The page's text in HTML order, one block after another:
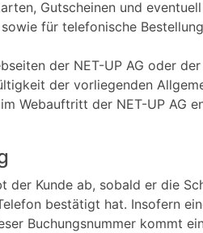
Gutscheinen und
für telefonische
der NET-UP AG oder
der vorliegenden
Webauftritt der NET-UP AG
der Kunde ab, sobald er die
bestätigt hat. Insofern
Buchungsnummer kommt